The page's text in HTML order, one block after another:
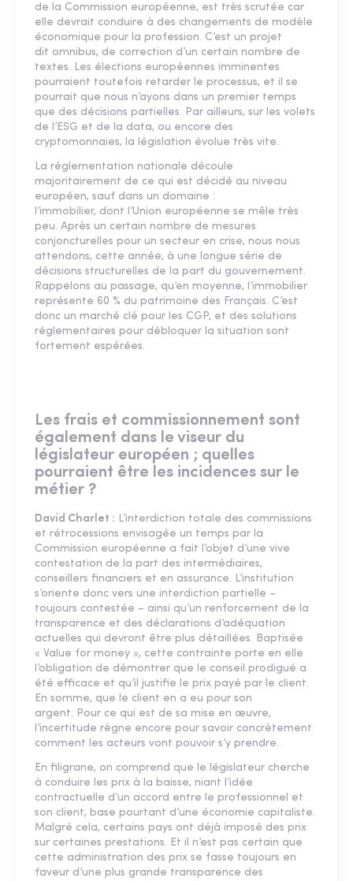
de la Commission européenne, est très scrutée car
elle devrait conduire à des changements de modèle
économique pour la profession. C’est un projet
dit omnibus, de correction d’un certain nombre de
textes. Les élections européennes imminentes
pourraient toutefois retarder le processus, et il se
pourrait que nous n’ayons dans un premier temps
que des décisions partielles. Par ailleurs, sur les volets
de l’ESG et de la data, ou encore des
cryptomonnaies, la législation évolue très vite.
La réglementation nationale découle
majoritairement de ce qui est décidé au niveau
européen, sauf dans un domaine :
l’immobilier, dont l’Union européenne se mêle très
peu. Après un certain nombre de mesures
conjoncturelles pour un secteur en crise, nous nous
attendons, cette année, à une longue série de
décisions structurelles de la part du gouvernement.
Rappelons au passage, qu’en moyenne, l’immobilier
représente 60 % du patrimoine des Français. C’est
donc un marché clé pour les CGP, et des solutions
réglementaires pour débloquer la situation sont
fortement espérées.
Les frais et commissionnement sont
également dans le viseur du
législateur européen ; quelles
pourraient être les incidences sur le
métier ?
David Charlet : L’interdiction totale des commissions
et rétrocessions envisagée un temps par la
Commission européenne a fait l’objet d’une vive
contestation de la part des intermédiaires,
conseillers financiers et en assurance. L’institution
s’oriente donc vers une interdiction partielle –
toujours contestée – ainsi qu’un renforcement de la
transparence et des déclarations d’adéquation
actuelles qui devront être plus détaillées. Baptisée
« Value for money », cette contrainte porte en elle
l’obligation de démontrer que le conseil prodigué a
été efficace et qu’il justifie le prix payé par le client.
En somme, que le client en a eu pour son
argent. Pour ce qui est de sa mise en œuvre,
l’incertitude règne encore pour savoir concrètement
comment les acteurs vont pouvoir s’y prendre.
En filigrane, on comprend que le législateur cherche
à conduire les prix à la baisse, niant l’idée
contractuelle d’un accord entre le professionnel et
son client, base pourtant d’une économie capitaliste.
Malgré cela, certains pays ont déjà imposé des prix
sur certaines prestations. Et il n’est pas certain que
cette administration des prix se fasse toujours en
faveur d’une plus grande transparence des